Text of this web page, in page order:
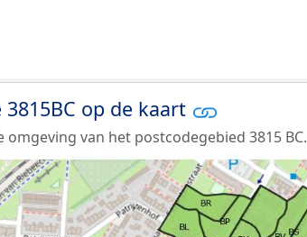
3815BC op de kaart
omgeving van het postcodegebied 3815 BC.